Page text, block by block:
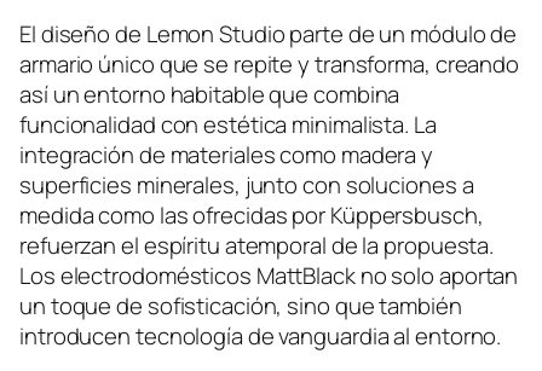
El diseño de Lemon Studio parte de un módulo de
armario único que se repite y transforma, creando
así un entorno habitable que combina
funcionalidad con estética minimalista. La
integración de materiales como madera y
superficies minerales, junto con soluciones a
medida como las ofrecidas por Küppersbusch,
refuerzan el espíritu atemporal de la propuesta.
Los electrodomésticos MattBlack no solo aportan
un toque de sofisticación, sino que también
introducen tecnología de vanguardia al entorno.